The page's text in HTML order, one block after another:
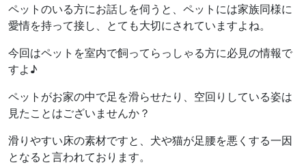
ペットのいる方にお話しを伺うと、ペットには家族同様に
愛情を持って接し、とても大切にされていますよね。
今回はペットを室内で飼ってらっしゃる方に必見の情報で
すよ♪
ペットがお家の中で足を滑らせたり、空回りしている姿は
見たことはございませんか？
滑りやすい床の素材ですと、犬や猫が足腰を悪くする一因
となると言われております。